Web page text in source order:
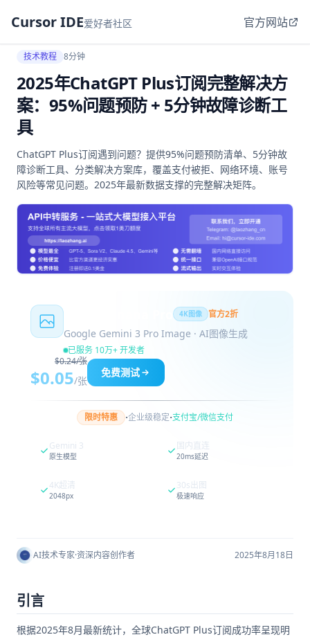
Cursor IDE爱好者社区 官方网站
技术教程 8分钟
2025年ChatGPT Plus订阅完整解决方
案：95%问题预防 + 5分钟故障诊断工
具
ChatGPT Plus订阅遇到问题？提供95%问题预防清单、5分钟故
障诊断工具、分类解决方案库，覆盖支付被拒、网络环境、账号
风险等常见问题。2025年最新数据支撑的完整解决矩阵。
4K图像 官方2折
Google Gemini 3 Pro Image · AI图像生成
已服务 10万+ 开发者
$0.24/张
$0.05/张
免费测试
限时特惠 ·企业级稳定·支付宝/微信支付
Gemini 3
原生模型
国内直连
20ms延迟
4K超清
2048px
30s出图
极速响应
AI技术专家·资深内容创作者 2025年8月18日
引言
根据2025年8月最新统计，全球ChatGPT Plus订阅成功率呈现明